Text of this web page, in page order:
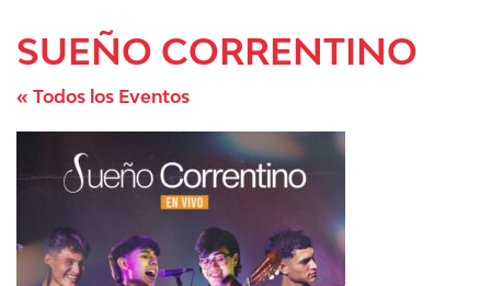
SUEÑO CORRENTINO
« Todos los Eventos